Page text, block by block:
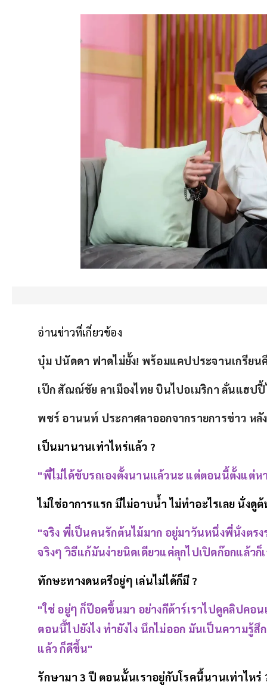
อ่านข่าวที่เกี่ยวข้อง
บุ๋ม ปนัดดา ฟาดไม่ยั้ง! พร้อมแคปประจานเกรียน
เป๊ก สัณณ์ชัย ลาเมืองไทย บินไปอเมริกา ลั่นแฮป
พชร์ อานนท์ ประกาศลาออกจากรายการข่าว ห
เป็นมานานเท่าไหร่แล้ว ?
"พี่ไม่ได้ขับรถเองตั้งนานแล้วนะ แต่ตอนนี้ตั้งแต่
ไม่ใช่อาการแรก มีไม่อาบน้ำ ไม่ทำอะไรเลย นั่ง
"จริง พี่เป็นคนรักต้นไม้มาก อยู่มาวันหนึ่งพี่นั่งตร
จริงๆ วิธีแก้มันง่ายนิดเดียวแค่ลุกไปเปิดก๊อกแล้ว
ทักษะทางดนตรีอยู่ๆ เล่นไม่ได้ก็มี ?
"ใช่ อยู่ๆ ก็ป๊อดขึ้นมา อย่างกีต้าร์เราไปดูคลิปคอน
ตอนนี้ไปยังไง ทำยังไง นึกไม่ออก มันเป็นความรู้สึ
แล้ว ก็ดีขึ้น"
รักษามา 3 ปี ตอนนั้นเราอยู่กับโรคนี้นานเท่าไหร่